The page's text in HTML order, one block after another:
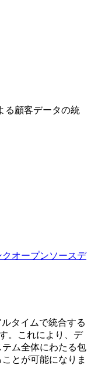
る顧客データの統
オープンソースデ
タイムで統合する
。これにより、デ
ム全体にわたる包
とが可能になりま